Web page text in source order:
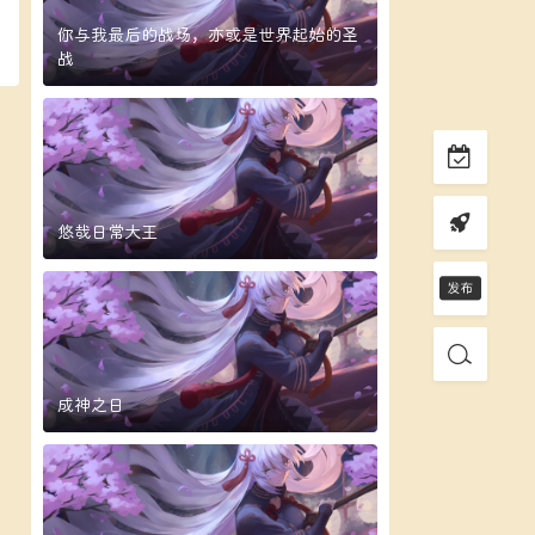
你与我最后的战场，亦或是世界起始的圣
战
悠哉日常大王
成神之日